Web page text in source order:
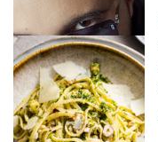
TÁMOGATÓI
TARTALOM
Forbes-sztori